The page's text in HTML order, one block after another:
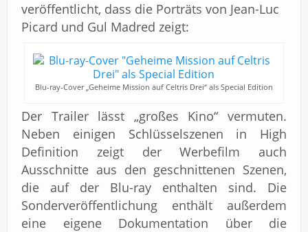
veröffentlicht, dass die Porträts von Jean-Luc
Picard und Gul Madred zeigt:
Blu-ray-Cover „Geheime Mission auf Celtris Drei“ als Special Edition
Der Trailer lässt „großes Kino“ vermuten.
Neben einigen Schlüsselszenen in High
Definition zeigt der Werbefilm auch
Ausschnitte aus den geschnittenen Szenen,
die auf der Blu-ray enthalten sind. Die
Sonderveröffentlichung enthält außerdem
eine eigene Dokumentation über die